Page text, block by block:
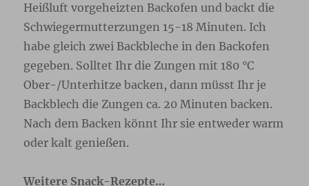
Heißluft vorgeheizten Backofen und backt die
Schwiegermutterzungen 15-18 Minuten. Ich
habe gleich zwei Backbleche in den Backofen
gegeben. Solltet Ihr die Zungen mit 180 °C
Ober-/Unterhitze backen, dann müsst Ihr je
Backblech die Zungen ca. 20 Minuten backen.
Nach dem Backen könnt Ihr sie entweder warm
oder kalt genießen.
Weitere Snack-Rezepte…